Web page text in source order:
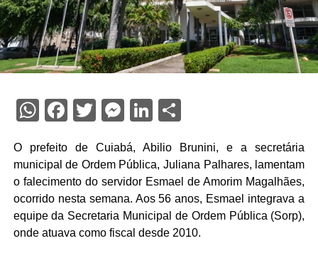
WhatsApp
Facebook
Twitter
Messenger
LinkedIn
Share
O prefeito de Cuiabá, Abilio Brunini, e a secretária
municipal de Ordem Pública, Juliana Palhares, lamentam
o falecimento do servidor Esmael de Amorim Magalhães,
ocorrido nesta semana. Aos 56 anos, Esmael integrava a
equipe da Secretaria Municipal de Ordem Pública (Sorp),
onde atuava como fiscal desde 2010.